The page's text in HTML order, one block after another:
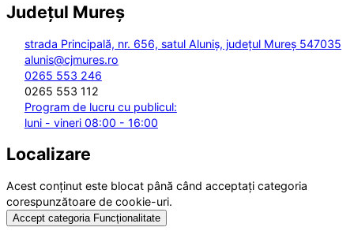
Județul Mureș
strada Principală, nr. 656, satul Aluniș, județul Mureș 547035
alunis@cjmures.ro
0265 553 246
0265 553 112
Program de lucru cu publicul:
luni - vineri 08:00 - 16:00
Localizare
Acest conținut este blocat până când acceptați categoria
corespunzătoare de cookie-uri.
Accept categoria Funcționalitate